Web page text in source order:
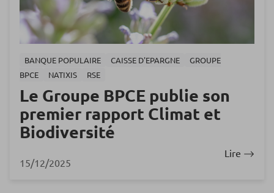
BANQUE POPULAIRE CAISSE D'EPARGNE
GROUPE
BPCE
NATIXIS RSE
Le Groupe BPCE publie son
premier rapport Climat et
Biodiversité
15/12/2025
Lire